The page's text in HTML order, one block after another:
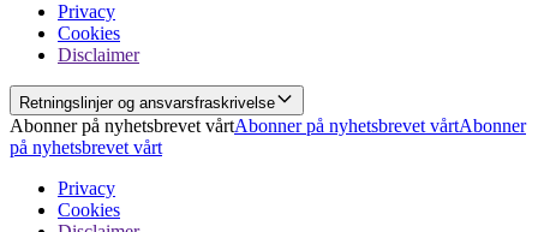
Privacy
Cookies
Disclaimer
Retningslinjer og ansvarsfraskrivelse
Abonner på nyhetsbrevet vårtAbonner på nyhetsbrevet vårtAbonner
på nyhetsbrevet vårt
Privacy
Cookies